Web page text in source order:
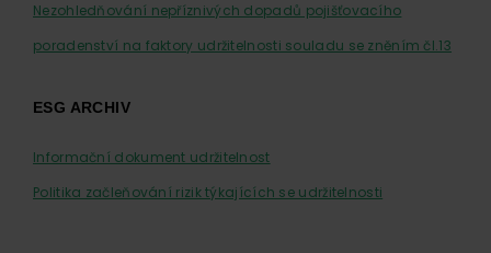
Nezohledňování nepříznivých dopadů pojišťovacího
poradenství na faktory udržitelnosti souladu se zněním čl.13
ESG ARCHIV
Informační dokument udržitelnost
Politika začleňování rizik týkajících se udržitelnosti